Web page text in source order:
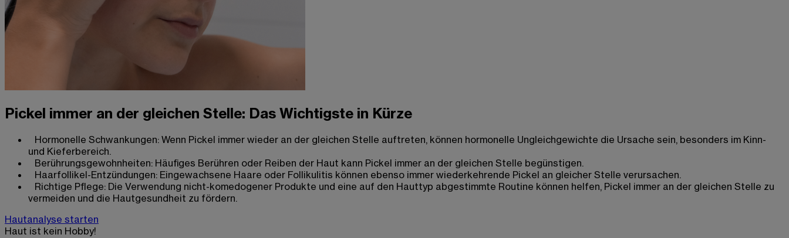
Pickel immer an der gleichen Stelle: Das Wichtigste in Kürze
Hormonelle Schwankungen: Wenn Pickel immer wieder an der gleichen Stelle auftreten, können hormonelle Ungleichgewichte die Ursache sein, besonders im Kinn-
und Kieferbereich.
Berührungsgewohnheiten: Häufiges Berühren oder Reiben der Haut kann Pickel immer an der gleichen Stelle begünstigen.
Haarfollikel-Entzündungen: Eingewachsene Haare oder Follikulitis können ebenso immer wiederkehrende Pickel an gleicher Stelle verursachen.
Richtige Pflege: Die Verwendung nicht-komedogener Produkte und eine auf den Hauttyp abgestimmte Routine können helfen, Pickel immer an der gleichen Stelle zu
vermeiden und die Hautgesundheit zu fördern.
Hautanalyse starten
Haut ist kein Hobby!